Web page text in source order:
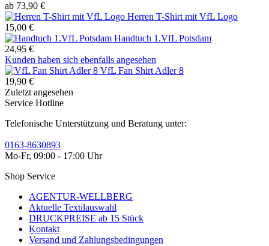
ab 73,90 €
Herren T-Shirt mit VfL Logo
15,00 €
Handtuch 1.VfL Potsdam
24,95 €
Kunden haben sich ebenfalls angesehen
VfL Fan Shirt Adler 8
19,90 €
Zuletzt angesehen
Service Hotline
Telefonische Unterstützung und Beratung unter:
0163-8630893
Mo-Fr, 09:00 - 17:00 Uhr
Shop Service
AGENTUR-WELLBERG
Aktuelle Textilauswahl
DRUCKPREISE ab 15 Stück
Kontakt
Versand und Zahlungsbedingungen